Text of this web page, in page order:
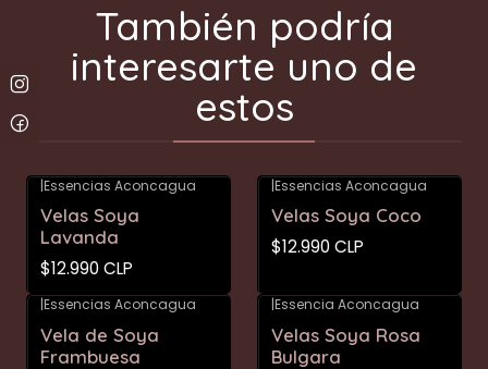
También podría
interesarte uno de
estos
|Essencias Aconcagua
Velas Soya
Lavanda
$12.990 CLP
|Essencias Aconcagua
Velas Soya Coco
$12.990 CLP
|Essencias Aconcagua
Vela de Soya
Frambuesa
|Essencia Aconcagua
Velas Soya Rosa
Bulgara